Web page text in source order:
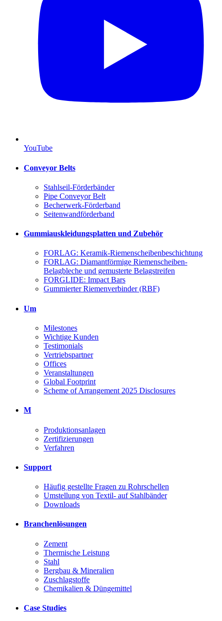
YouTube
Conveyor Belts
Stahlseil-Förderbänder
Pipe Conveyor Belt
Becherwerk-Förderband
Seitenwandförderband
Gummiauskleidungsplatten und Zubehör
FORLAG: Keramik-Riemenscheibenbeschichtung
FORLAG: Diamantförmige Riemenscheiben-
Belagbleche und gemusterte Belagstreifen
FORGLIDE: Impact Bars
Gummierter Riemenverbinder (RBF)
Um
Milestones
Wichtige Kunden
Testimonials
Vertriebspartner
Offices
Veranstaltungen
Global Footprint
Scheme of Arrangement 2025 Disclosures
M
Produktionsanlagen
Zertifizierungen
Verfahren
Support
Häufig gestellte Fragen zu Rohrschellen
Umstellung von Textil- auf Stahlbänder
Downloads
Branchenlösungen
Zement
Thermische Leistung
Stahl
Bergbau & Mineralien
Zuschlagstoffe
Chemikalien & Düngemittel
Case Studies